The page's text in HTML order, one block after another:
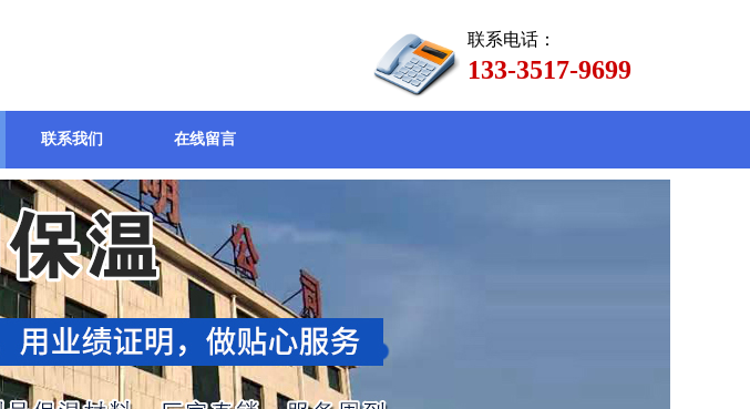
133-3517-9699
联系电话：
联系我们 在线留言